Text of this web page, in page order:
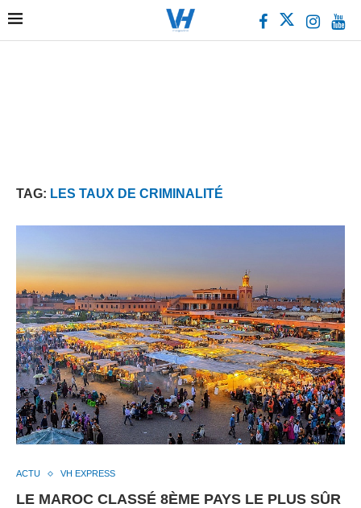
TAG: LES TAUX DE CRIMINALITÉ
ACTU VH EXPRESS
LE MAROC CLASSÉ 8ÈME PAYS LE PLUS SÛR